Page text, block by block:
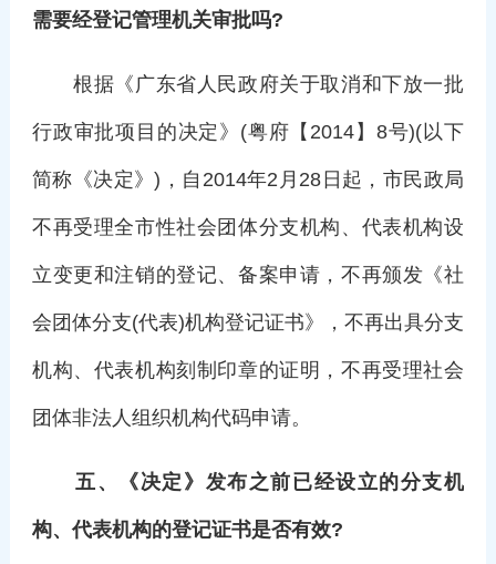
需要经登记管理机关审批吗?
根据《广东省人民政府关于取消和下放一批
行政审批项目的决定》(粤府【2014】8号)(以下
简称《决定》)，自2014年2月28日起，市民政局
不再受理全市性社会团体分支机构、代表机构设
立变更和注销的登记、备案申请，不再颁发《社
会团体分支(代表)机构登记证书》，不再出具分支
机构、代表机构刻制印章的证明，不再受理社会
团体非法人组织机构代码申请。
五、《决定》发布之前已经设立的分支机
构、代表机构的登记证书是否有效?